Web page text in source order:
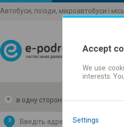
Автобуси, поїзди, мікроавтобуси і
в одну сторону в дві
З
by
Accept
We use
interests.
Settings